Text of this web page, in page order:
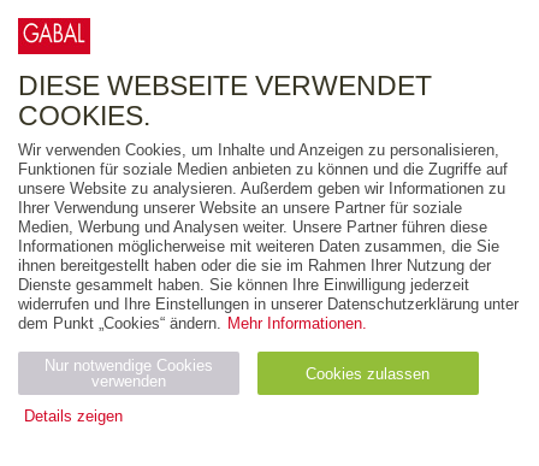
FREITEXT
AUSGABEART
AUS DER REIHE
ZUM THEMA
Neuerscheinung
Bestseller
PREIS
DIESE WEBSEITE VERWENDET
COOKIES.
Wir verwenden Cookies, um Inhalte und Anzeigen zu personalisieren,
Funktionen für soziale Medien anbieten zu können und die Zugriffe auf
unsere Website zu analysieren. Außerdem geben wir Informationen zu
Ihrer Verwendung unserer Website an unsere Partner für soziale
Medien, Werbung und Analysen weiter. Unsere Partner führen diese
Informationen möglicherweise mit weiteren Daten zusammen, die Sie
ihnen bereitgestellt haben oder die sie im Rahmen Ihrer Nutzung der
Dienste gesammelt haben. Sie können Ihre Einwilligung jederzeit
widerrufen und Ihre Einstellungen in unserer Datenschutzerklärung unter
dem Punkt „Cookies“ ändern. Mehr Informationen.
Nur notwendige Cookies
verwenden
Cookies zulassen
Details zeigen